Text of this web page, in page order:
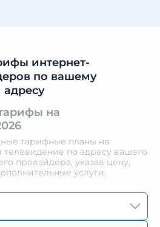
интернет-
по вашему
адресу
на
тарифные планы на
по адресу вашего
провайдера, указав цену,
услуги.